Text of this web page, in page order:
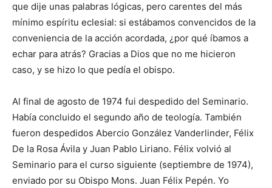
que dije unas palabras lógicas, pero caren­tes del más
mínimo espíritu eclesial: si estábamos convencidos de la
conveniencia de la acción acordada, ¿por qué íbamos a
echar para atrás? Gracias a Dios que no me hicieron
caso, y se hizo lo que pedía el obispo.
Al final de agosto de 1974 fui despedido del Se­minario.
Había concluido el segundo año de teología. También
fueron despedidos Abercio González Vander­linder, Félix
De la Rosa Ávila y Juan Pablo Liriano. Félix volvió al
Seminario para el curso siguiente (septiembre de 1974),
enviado por su Obispo Mons. Juan Félix Pepén. Yo